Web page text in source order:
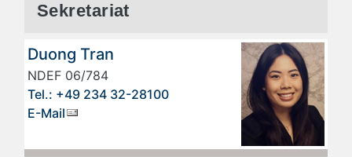
Sekretariat
Duong Tran
NDEF 06/784
Tel.: +49 234 32-28100
E-Mail